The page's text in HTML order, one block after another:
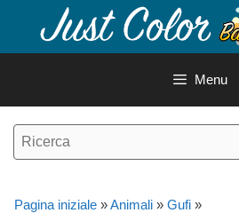
contenuto
Menu
Pagina iniziale »Animali » Gufi »